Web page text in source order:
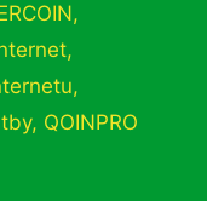
,
,
,
, QOINPRO